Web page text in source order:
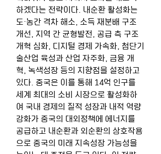
하겠다는 전략이다. 내순환 활성화는
도·농간 격차 해소, 소득 재분배 구조
개선, 지역 간 균형발전, 공급 측 구조
개혁 심화, 디지털 경제 가속화, 첨단기
술산업 육성과 산업 자주화, 금융 개
혁, 녹색성장 등의 지향점을 설정하고
있다. 중국은 이를 통해 14억 인구를
세계 최대의 소비 시장으로 활성화하
여 국내 경제의 질적 성장과 내적 역량
강화가 중국의 대외정책에 에너지를
공급하고 내순환과 외순환의 상호작용
으로 중국의 미래 지속성장 가능성을